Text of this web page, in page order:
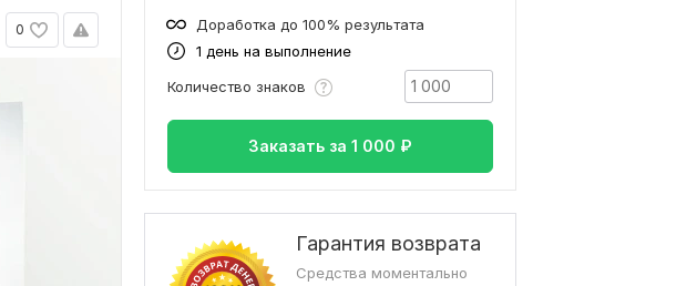
0
1 день на выполнение
Доработка до 100% результата
Количество знаков
Заказать за 1 000 ₽
Гарантия возврата
Средства моментально